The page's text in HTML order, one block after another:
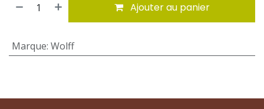
Ajouter au panier
Marque: Wolff